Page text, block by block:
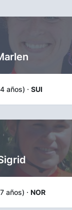
años) · SUI
años) · NOR